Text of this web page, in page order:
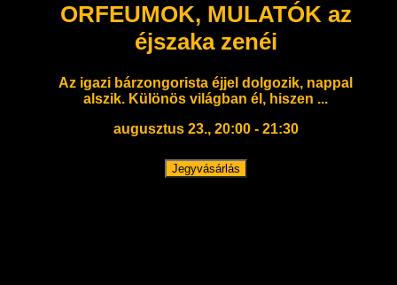
ORFEUMOK, MULATÓK az
éjszaka zenéi
Az igazi bárzongorista éjjel dolgozik, nappal
alszik. Különös világban él, hiszen ...
augusztus 23., 20:00 - 21:30
Jegyvásárlás